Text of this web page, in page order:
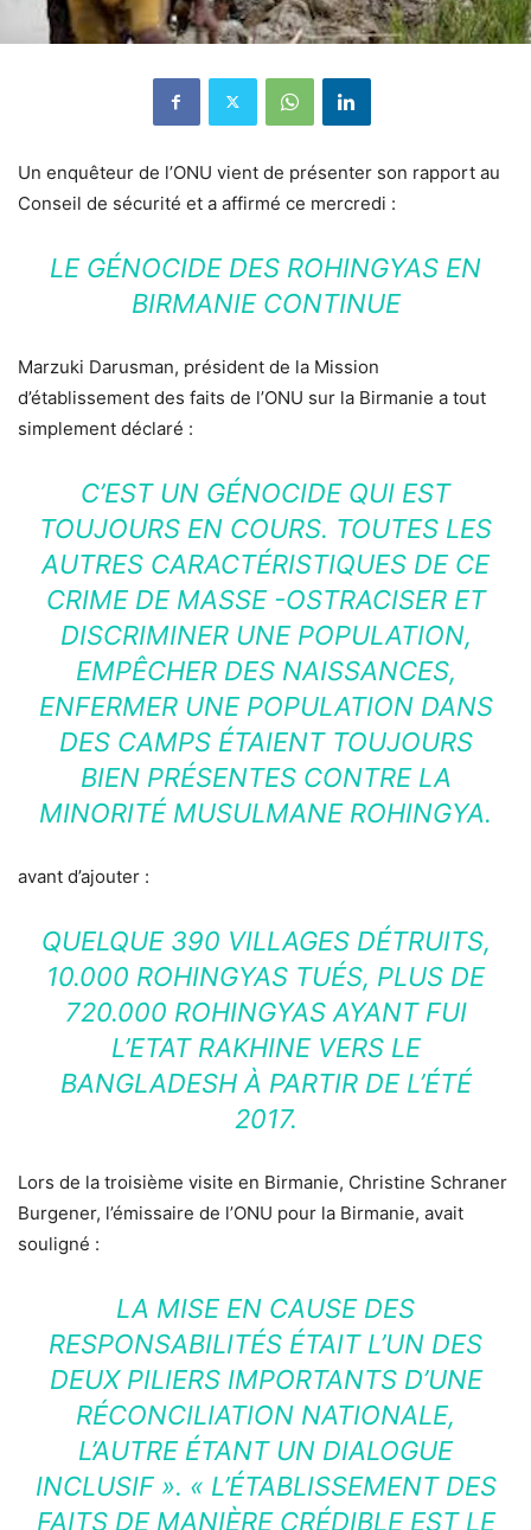
Un enquêteur de l’ONU vient de présenter son rapport au
Conseil de sécurité et a affirmé ce mercredi :
LE GÉNOCIDE DES ROHINGYAS EN
BIRMANIE CONTINUE
Marzuki Darusman, président de la Mission
d’établissement des faits de l’ONU sur la Birmanie a tout
simplement déclaré :
C’EST UN GÉNOCIDE QUI EST
TOUJOURS EN COURS. TOUTES LES
AUTRES CARACTÉRISTIQUES DE CE
CRIME DE MASSE -OSTRACISER ET
DISCRIMINER UNE POPULATION,
EMPÊCHER DES NAISSANCES,
ENFERMER UNE POPULATION DANS
DES CAMPS ÉTAIENT TOUJOURS
BIEN PRÉSENTES CONTRE LA
MINORITÉ MUSULMANE ROHINGYA.
avant d’ajouter :
QUELQUE 390 VILLAGES DÉTRUITS,
10.000 ROHINGYAS TUÉS, PLUS DE
720.000 ROHINGYAS AYANT FUI
L’ETAT RAKHINE VERS LE
BANGLADESH À PARTIR DE L’ÉTÉ
2017.
Lors de la troisième visite en Birmanie, Christine Schraner
Burgener, l’émissaire de l’ONU pour la Birmanie, avait
souligné :
LA MISE EN CAUSE DES
RESPONSABILITÉS ÉTAIT L’UN DES
DEUX PILIERS IMPORTANTS D’UNE
RÉCONCILIATION NATIONALE,
L’AUTRE ÉTANT UN DIALOGUE
INCLUSIF ». « L’ÉTABLISSEMENT DES
FAITS DE MANIÈRE CRÉDIBLE EST LE